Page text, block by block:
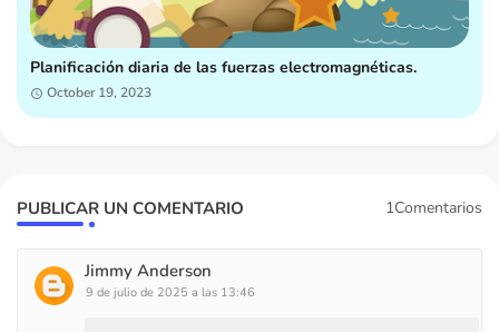
Planificación diaria de las fuerzas electromagnéticas.
October 19, 2023
PUBLICAR UN COMENTARIO 1Comentarios
Jimmy Anderson
9 de julio de 2025 a las 13:46